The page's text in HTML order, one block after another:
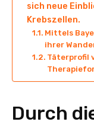
sich neue
Krebszellen.
Mittels
ihrer
Täterprofil
Durch